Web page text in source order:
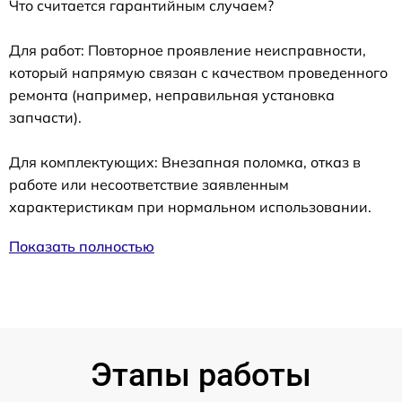
Что считается гарантийным случаем?
Для работ: Повторное проявление неисправности,
который напрямую связан с качеством проведенного
ремонта (например, неправильная установка
запчасти).
Для комплектующих: Внезапная поломка, отказ в
работе или несоответствие заявленным
характеристикам при нормальном использовании.
Показать полностью
Этапы работы